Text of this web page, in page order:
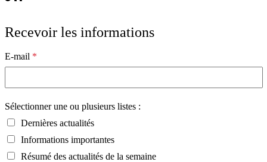
Recevoir les informations
E-mail *
Sélectionner une ou plusieurs listes :
Dernières actualités
Informations importantes
Résumé des actualités de la semaine